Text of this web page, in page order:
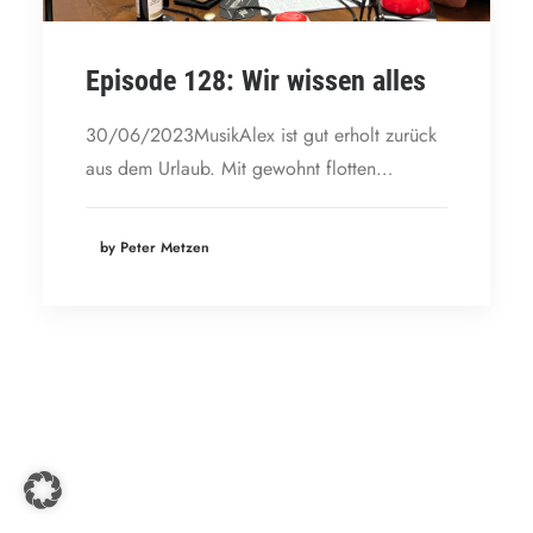
Episode 128: Wir wissen alles
30/06/2023MusikAlex ist gut erholt zurück
aus dem Urlaub. Mit gewohnt flotten…
by Peter Metzen